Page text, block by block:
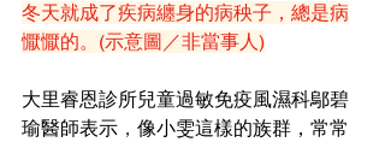
冬天就成了疾病纏身的病秧子，總是病
懨懨的。(示意圖／非當事人)
大里睿恩診所兒童過敏免疫風濕科鄔碧
瑜醫師表示 ， 像小雯這樣的族群，常常